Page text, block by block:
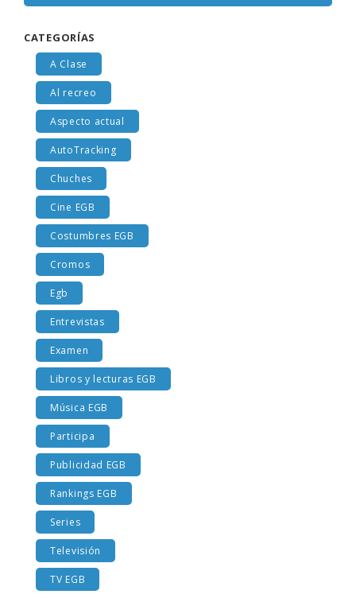
A Clase
Al recreo
Aspecto actual
AutoTracking
Chuches
Cine EGB
Costumbres EGB
Cromos
Egb
Entrevistas
Examen
Libros y lecturas EGB
Música EGB
Participa
Publicidad EGB
Rankings EGB
Series
Televisión
TV EGB